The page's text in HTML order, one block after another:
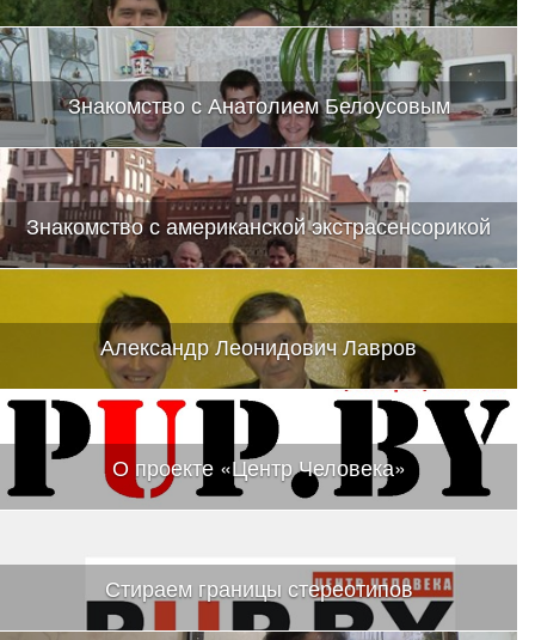
Знакомство с Анатолием Белоусовым
Знакомство с американской экстрасенсорикой
Александр Леонидович Лавров
О проекте «Центр Человека»
Стираем границы стереотипов